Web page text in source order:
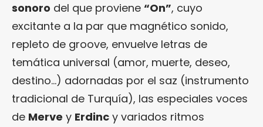
sonoro del que proviene “On”, cuyo
excitante a la par que magnético sonido,
repleto de groove, envuelve letras de
temática universal (amor, muerte, deseo,
destino…) adornadas por el saz (instrumento
tradicional de Turquía), las especiales voces
de Merve y Erdinc y variados ritmos